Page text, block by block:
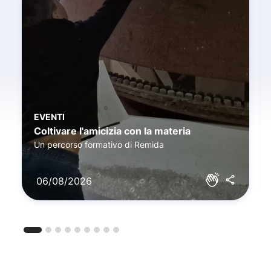
EVENTI
Coltivare l'amicizia con la materia
Un percorso formativo di Remida
06/08/2026